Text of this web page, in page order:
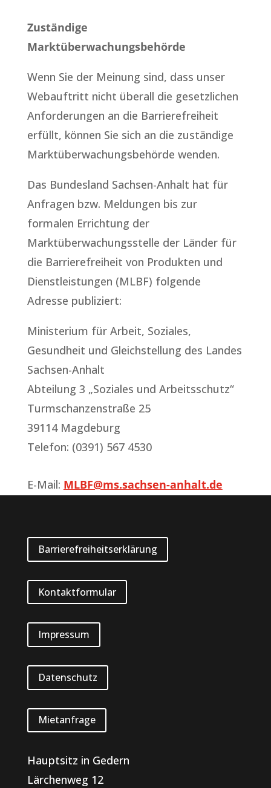
Zuständige
Marktüberwachungsbehörde
Wenn Sie der Meinung sind, dass unser
Webauftritt nicht überall die gesetzlichen
Anforderungen an die Barrierefreiheit
erfüllt, können Sie sich an die zuständige
Marktüberwachungsbehörde wenden.
Das Bundesland Sachsen-Anhalt hat für
Anfragen bzw. Meldungen bis zur
formalen Errichtung der
Marktüberwachungsstelle der Länder für
die Barrierefreiheit von Produkten und
Dienstleistungen (MLBF) folgende
Adresse publiziert:
Ministerium für Arbeit, Soziales,
Gesundheit und Gleichstellung des Landes
Sachsen-Anhalt
Abteilung 3 „Soziales und Arbeitsschutz“
Turmschanzenstraße 25
39114 Magdeburg
Telefon: (0391) 567 4530
E-Mail: MLBF@ms.sachsen-anhalt.de
Barrierefreiheitserklärung
Kontaktformular
Impressum
Datenschutz
Mietanfrage
Hauptsitz in Gedern
Lärchenweg 12